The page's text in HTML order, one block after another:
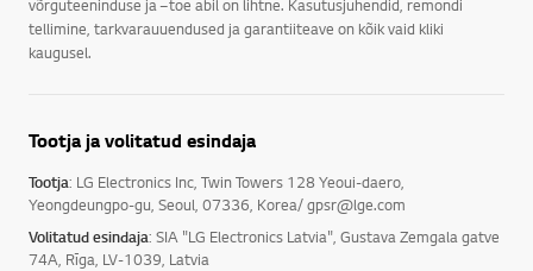
võrguteeninduse ja –toe abil on lihtne. Kasutusjuhendid, remondi
tellimine, tarkvarauuendused ja garantiiteave on kõik vaid kliki
kaugusel.
Tootja ja volitatud esindaja
Tootja: LG Electronics Inc, Twin Towers 128 Yeoui-daero,
Yeongdeungpo-gu, Seoul, 07336, Korea/ gpsr@lge.com
Volitatud esindaja: SIA "LG Electronics Latvia", Gustava Zemgala gatve
74A, Rīga, LV-1039, Latvia